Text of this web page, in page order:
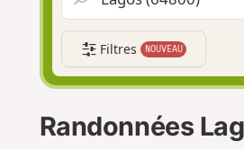
Filtres NOUVEAU
Randonnées